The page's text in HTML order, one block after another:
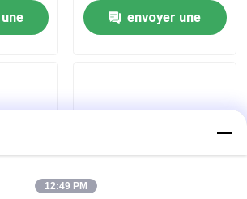
de natation
de sûreté
envoyer une
12:49 PM